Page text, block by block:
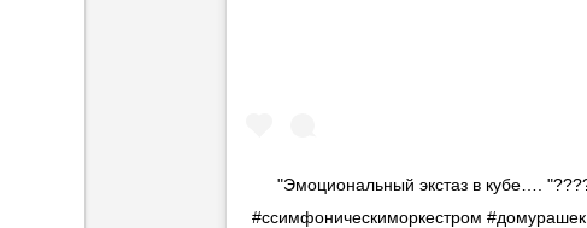
"Эмоциональный экстаз в кубе….
#ссимфоническиморкестром